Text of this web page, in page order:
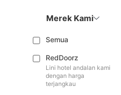
Merek Kami
Semua
RedDoorz
Lini hotel andalan kami
dengan harga
terjangkau